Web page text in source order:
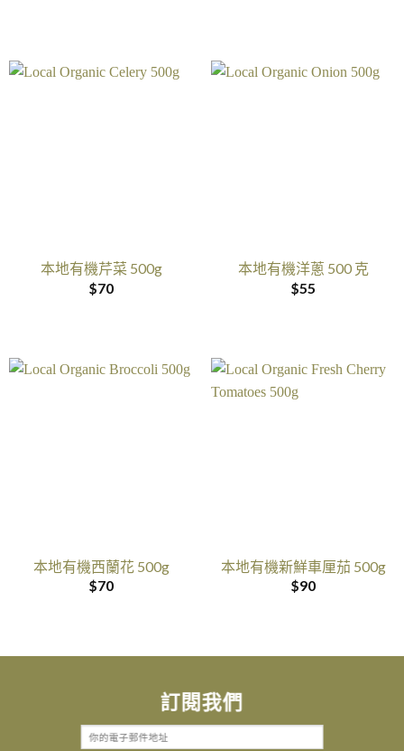
本地有機芹菜 500g
$70
本地有機洋蔥 500 克
$55
本地有機西蘭花 500g
$70
本地有機新鮮車厘茄 500g
$90
訂閱我們